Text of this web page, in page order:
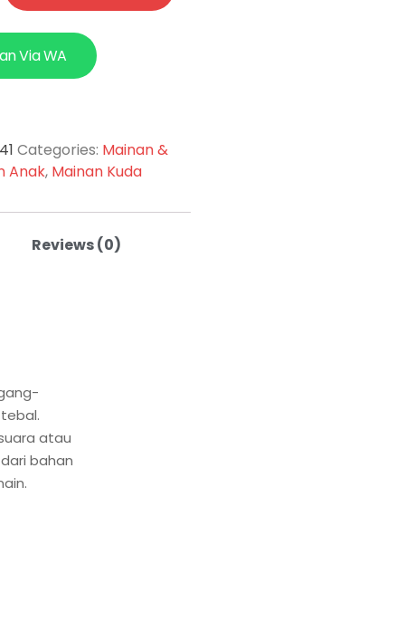
Via WA
Categories: Mainan &
Anak, Mainan Kuda
Reviews (0)
atau
bahan